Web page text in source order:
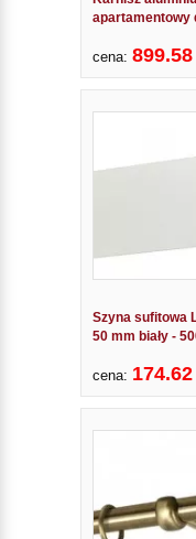
apartamentowy
cena: 899.58
Szyna sufitowa
50 mm biały -
cena: 174.62